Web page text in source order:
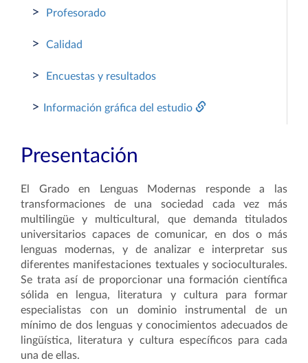
> Profesorado
> Calidad
> Encuestas y resultados
> Información gráfica del estudio
Presentación
El Grado en Lenguas Modernas responde a las
transformaciones de una sociedad cada vez más
multilingüe y multicultural, que demanda titulados
universitarios capaces de comunicar, en dos o más
lenguas modernas, y de analizar e interpretar sus
diferentes manifestaciones textuales y socioculturales.
Se trata así de proporcionar una formación científica
sólida en lengua, literatura y cultura para formar
especialistas con un dominio instrumental de un
mínimo de dos lenguas y conocimientos adecuados de
lingüística, literatura y cultura específicos para cada
una de ellas.